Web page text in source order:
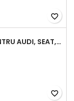
favorite_border
MIEZ TURBINĂ PENTRU AUDI, SEAT, SKODA ȘI VOLKSWAGEN - MOTORIZĂRI 2.0 TDI 103KW 140CP
favorite_border